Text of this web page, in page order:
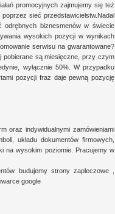
promocyjnych zajmujemy się też
sieć przedstawicielstw.Nadal
odrębnych biznesmenów w świecie
wysokich pozycji w wynikach
serwisu na gwarantowane?
pobierane są miesięczne, przy czym
wyłącznie 50%. W przypadku
pozycji fraz daje pewną pozycję
oraz indywidualnymi zamówieniami
układu dokumentów firmowych,
na wysokim poziomie. Pracujemy w
budujemy strony zapleczowe ,
google